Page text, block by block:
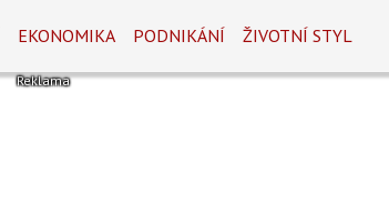
EKONOMIKA PODNIKÁNÍ ŽIVOTNÍ STYL